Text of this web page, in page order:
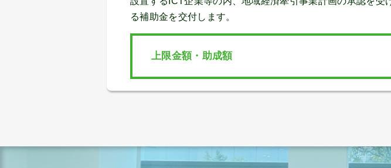
る補助金を交付します。
上限金額・助成額